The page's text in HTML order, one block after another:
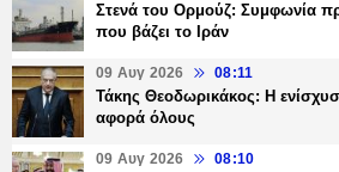
Στενά του Ορμούζ: Συμφωνία
που βάζει το Ιράν
09 Αυγ 2026 08:11
Τάκης Θεοδωρικάκος: Η
αφορά όλους
09 Αυγ 2026 08:10